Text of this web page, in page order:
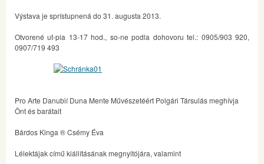
Výstava je sprístupnená do 31. augusta 2013.
Otvorené ut-pia 13-17 hod., so-ne podla dohovoru tel.: 0905/903 920,
0907/719 493
Pro Arte Danubií Duna Mente Művészetéért Polgári Társulás meghívja
Önt és barátait
Bárdos Kinga ® Csémy Éva
Lélektájak című kiállításának megnyitójára, valamint